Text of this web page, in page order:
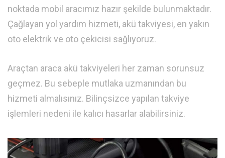
noktada mobil aracımız hazır şekilde bulunmaktadır.
Çağlayan yol yardım hizmeti, akü takviyesi, en yakın
oto elektrik ve oto çekicisi sağlıyoruz.
Araçtan araca akü takviyeleri her zaman sorunsuz
geçmez. Bu sebeple mutlaka uzmanından bu
hizmeti almalısınız. Bilinçsizce yapılan takviye
işlemleri nedeni ile kalıcı hasarlar alabilirsiniz.